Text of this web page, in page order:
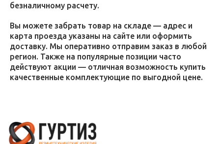
безналичному расчету.
Вы можете забрать товар на складе — адрес и
карта проезда указаны на сайте или оформить
доставку. Мы оперативно отправим заказ в любой
регион. Также на популярные позиции часто
действуют акции — отличная возможность купить
качественные комплектующие по выгодной цене.